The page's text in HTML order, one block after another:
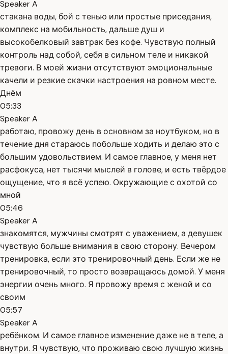
Speaker A
стакана воды, бой с тенью или простые приседания,
комплекс на мобильность, дальше душ и
высокобелковый завтрак без кофе. Чувствую полный
контроль над собой, себя в сильном теле и никакой
тревоги. В моей жизни отсутствуют эмоциональные
качели и резкие скачки настроения на ровном месте.
Днём
05:33
Speaker A
работаю, провожу день в основном за ноутбуком, но в
течение дня стараюсь побольше ходить и делаю это с
большим удовольствием. И самое главное, у меня нет
расфокуса, нет тысячи мыслей в голове, и есть твёрдое
ощущение, что я всё успею. Окружающие с охотой со
мной
05:46
Speaker A
знакомятся, мужчины смотрят с уважением, а девушек
чувствую больше внимания в свою сторону. Вечером
тренировка, если это тренировочный день. Если же не
тренировочный, то просто возвращаюсь домой. У меня
энергии очень много. Я провожу время с женой и со
своим
05:57
Speaker A
ребёнком. И самое главное изменение даже не в теле, а
внутри. Я чувствую, что проживаю свою лучшую жизнь